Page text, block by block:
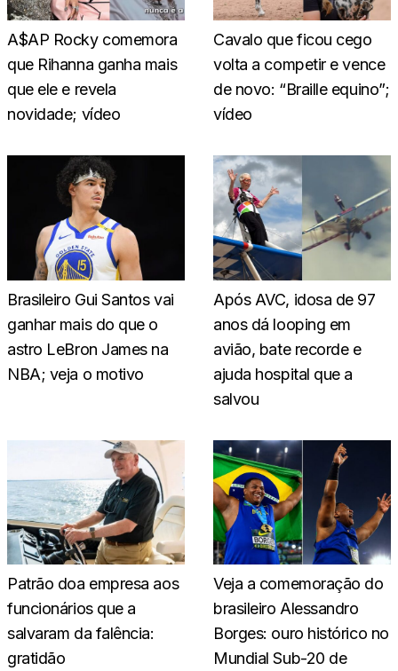
A$AP Rocky comemora
que Rihanna ganha mais
que ele e revela
novidade; vídeo
Cavalo que ficou cego
volta a competir e vence
de novo: “Braille equino”;
vídeo
Brasileiro Gui Santos vai
ganhar mais do que o
astro LeBron James na
NBA; veja o motivo
Após AVC, idosa de 97
anos dá looping em
avião, bate recorde e
ajuda hospital que a
salvou
Patrão doa empresa aos
funcionários que a
salvaram da falência:
gratidão
Veja a comemoração do
brasileiro Alessandro
Borges: ouro histórico no
Mundial Sub-20 de